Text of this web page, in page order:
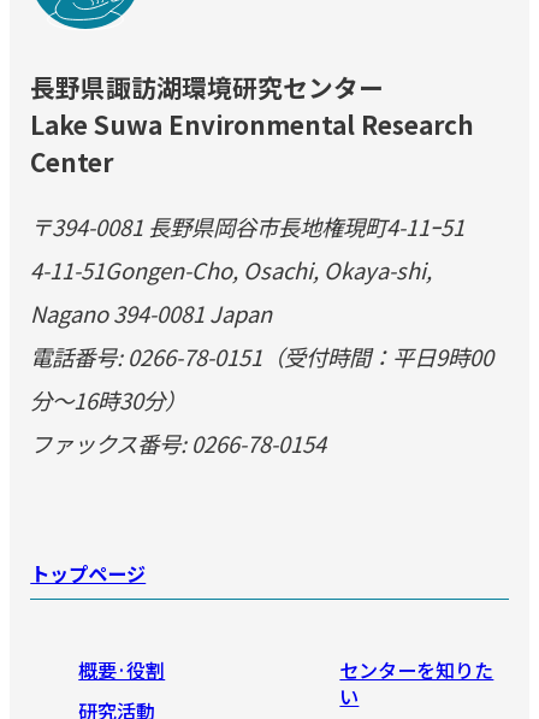
長野県諏訪湖環境研究センター
Lake Suwa Environmental Research
Center
〒394-0081 長野県岡谷市長地権現町4-11ｰ51
4-11-51Gongen-Cho, Osachi, Okaya-shi,
Nagano 394-0081 Japan
電話番号: 0266-78-0151（受付時間：平日9時00
分～16時30分）
ファックス番号: 0266-78-0154
トップページ
概要·役割
研究活動
センターを知りた
い